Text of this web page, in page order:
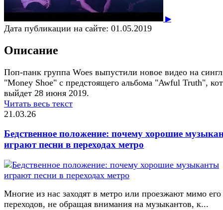
▶
Дата публикации на сайте: 01.05.2019
Описание
Поп-панк группа Woes выпустили новое видео на сингл
"Money Shoe" с предстоящего альбома "Awful Truth",
выйдет 28 июня 2019.
Читать весь текст
21.03.26
Бедственное положение: почему хорошие
играют песни в переходах метро
Многие из нас заходят в метро или проезжают мимо его
переходов, не обращая внимания на музыкантов, к...